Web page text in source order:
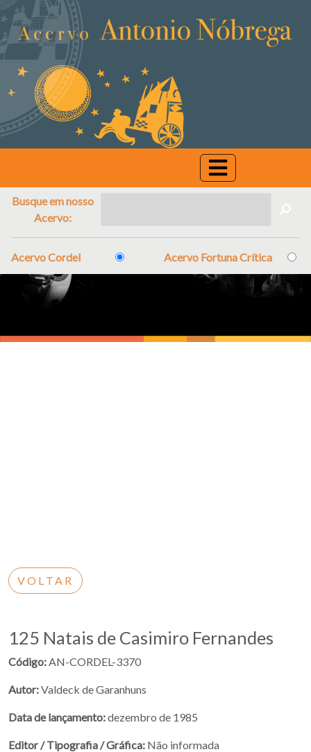
Busque em nosso
Acervo:
Acervo Cordel Acervo Fortuna Crítica
VOLTAR
125 Natais de Casimiro Fernandes
Código:AN-CORDEL-3370
Autor:Valdeck de Garanhuns
Data de lançamento:dezembro de 1985
Editor / Tipografia / Gráfica: Não informada